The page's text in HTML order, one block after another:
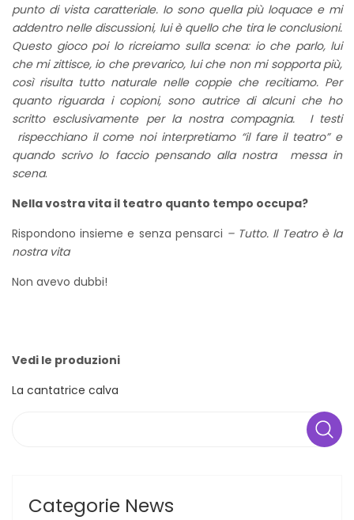
punto di vista caratteriale. Io sono quella più loquace e mi
addentro nelle discussioni, lui è quello che tira le conclusioni.
Questo gioco poi lo ricreiamo sulla scena: io che parlo, lui
che mi zittisce, io che prevarico, lui che non mi sopporta più,
così risulta tutto naturale nelle coppie che recitiamo. Per
quanto riguarda i copioni, sono autrice di alcuni che ho
scritto esclusivamente per la nostra compagnia. I testi
rispecchiano il come noi interpretiamo “il fare il teatro” e
quando scrivo lo faccio pensando alla nostra messa in
scena.
Nella vostra vita il teatro quanto tempo occupa?
Rispondono insieme e senza pensarci – Tutto. Il Teatro è la
nostra vita
Non avevo dubbi!
Vedi le produzioni
La cantatrice calva
Categorie News